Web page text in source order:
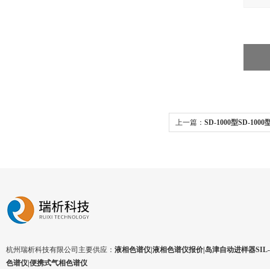
上一篇： SD-1000型SD-1000
杭州瑞析科技有限公司主要供应： 液相色谱仪|液相色谱仪报价|岛津自动进样器
色谱仪|便携式气相色谱仪